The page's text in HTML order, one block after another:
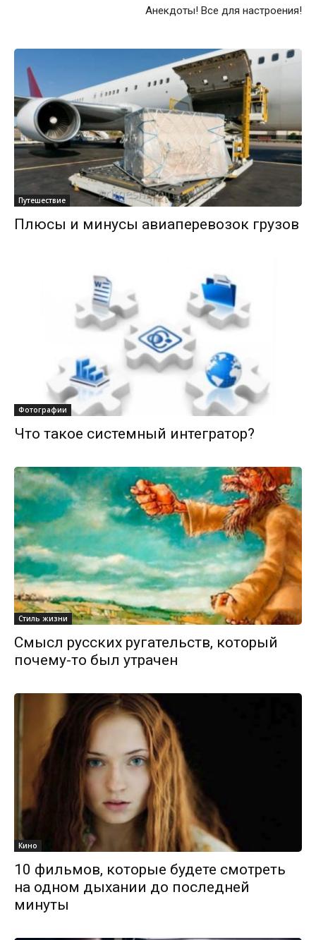
Анекдоты! Все для настроения!
Путешествие
Плюсы и минусы авиаперевозок грузов
Фотографии
Что такое системный интегратор?
Стиль жизни
Смысл русских ругательств, который
почему-то был утрачен
Кино
10 фильмов, которые будете смотреть
на одном дыхании до последней
минуты